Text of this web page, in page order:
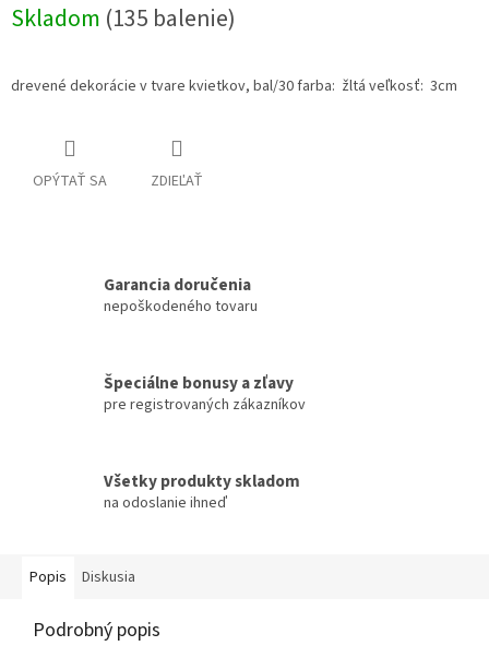
Skladom (135 balenie)
drevené dekorácie v tvare kvietkov, bal/30 farba: žltá veľkosť: 3cm
OPÝTAŤ SA ZDIEĽAŤ
Garancia doručenia
nepoškodeného tovaru
Špeciálne bonusy a zľavy
pre registrovaných zákazníkov
Všetky produkty skladom
na odoslanie ihneď
Popis Diskusia
Podrobný popis